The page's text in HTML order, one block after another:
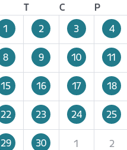
T C P
1 2 3 4
8 9 10 11
15 16 17 18
22 23 24 25
29 30 1 2